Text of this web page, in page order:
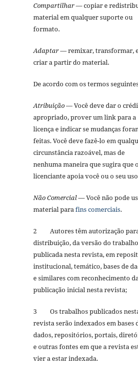
Compartilhar— copiar e
material em qualquer suporte ou
formato.
Adaptar— remixar, transformar,
criar a partir do material.
De acordo com os termos
Atribuição— Você deve dar o
apropriado, prover um link para a
licença e indicar se mudanças
feitas. Você deve fazê-lo em
circunstância razoável, mas de
nenhuma maneira que sugira que
licenciante apoia você ou o seu
Não Comercial— Você não pode
material parafins comerciais.
2 Autores têm autorização
distribuição, da versão do trabalho
publicada nesta revista, em
institucional, temático, bases de
e similares com reconhecimento
publicação inicial nesta revista;
3 Os trabalhos publicados
revista serão indexados em bases
dados, repositórios, portais,
e outras fontes em que a revista
vier a estar indexada.